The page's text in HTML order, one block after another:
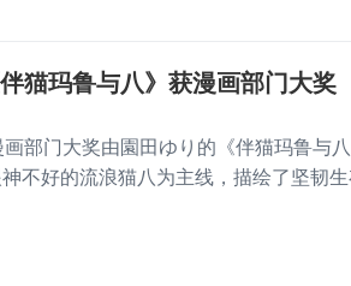
猫玛鲁与八》获漫画部门大奖
部门大奖由園田ゆり的《伴猫玛鲁与八
不好的流浪猫八为主线，描绘了坚韧